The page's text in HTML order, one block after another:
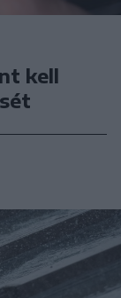
kell